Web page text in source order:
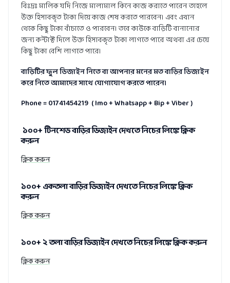
বিঃদ্রঃ মালিক যদি নিজে মালামাল কিনে কাজ করাতে পারেন তাহলে
উক্ত হিসাবকৃত টাকা দিয়ে কাজ শেষ করতে পারবেন। এবং এখান
থেকে কিছু টাকা বাঁচাতে ও পারবেন। তবে কাউকে বাড়িটি বানানোর
জন্য কন্টাক্ট দিলে উক্ত হিসাবকৃত টাকা লাগতে পারে অথবা এর চেয়ে
কিছু টাকা বেশি লাগতে পারে।
বাড়িটির ফুল ডিজাইন নিতে বা আপনার মনের মত বাড়ির ডিজাইন
করে নিতে আমাদের সাথে যোগাযোগ করতে পারেন।
Phone = 01741454219 ( Imo + Whatsapp + Bip + Viber )
১০০+ টিনশেড বাড়ির ডিজাইন দেখতে নিচের লিঙ্কে ক্লিক
করুন
ক্লিক করুন
১০০+ একতলা বাড়ির ডিজাইন দেখতে নিচের লিঙ্কে ক্লিক
করুন
ক্লিক করুন
১০০+ ২ তলা বাড়ির ডিজাইন দেখতে নিচের লিঙ্কে ক্লিক করুন
ক্লিক করুন